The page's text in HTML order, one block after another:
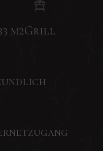
m2Grill